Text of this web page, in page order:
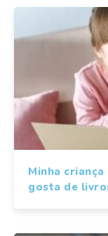
Minha
gosta de